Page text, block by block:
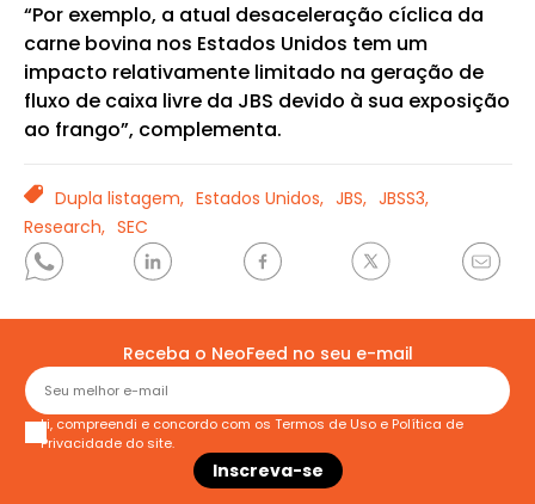
“Por exemplo, a atual desaceleração cíclica da
carne bovina nos Estados Unidos tem um
impacto relativamente limitado na geração de
fluxo de caixa livre da JBS devido à sua exposição
ao frango”, complementa.
TAGSDupla listagem, Estados Unidos, JBS, JBSS3,
Research, SEC
Receba o NeoFeed no seu e-mail
Li, compreendi e concordo com os Termos de Uso e Política de
Privacidade do site.